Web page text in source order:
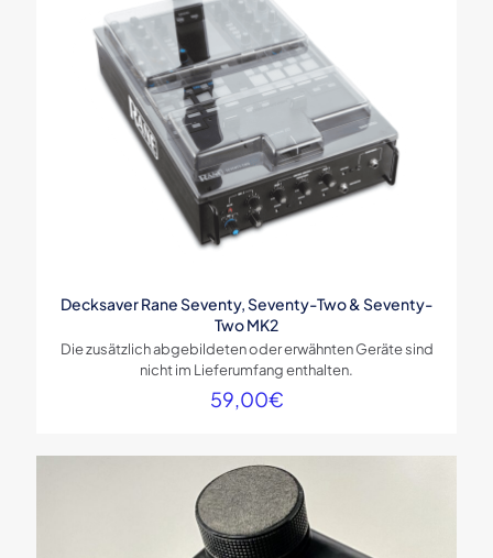
Deine Bewertung*
2 von
5 Sternen
3 von
5 Sternen
4 von
5 Sternen
Decksaver Rane Seventy, Seventy-Two & Seventy-
Two MK2
Die zusätzlich abgebildeten oder erwähnten Geräte sind
nicht im Lieferumfang enthalten.
59,00€